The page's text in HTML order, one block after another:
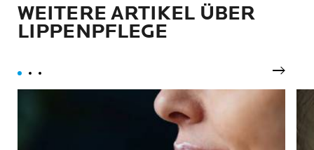
WEITERE ARTIKEL ÜBER
LIPPENPFLEGE